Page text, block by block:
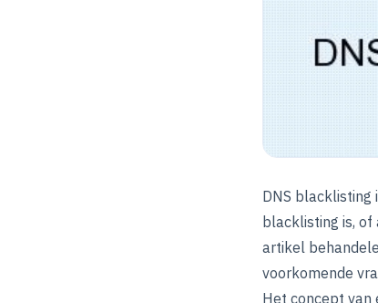
DNS blacklisting
blacklisting is, of
artikel
voorkomende
Het concept van